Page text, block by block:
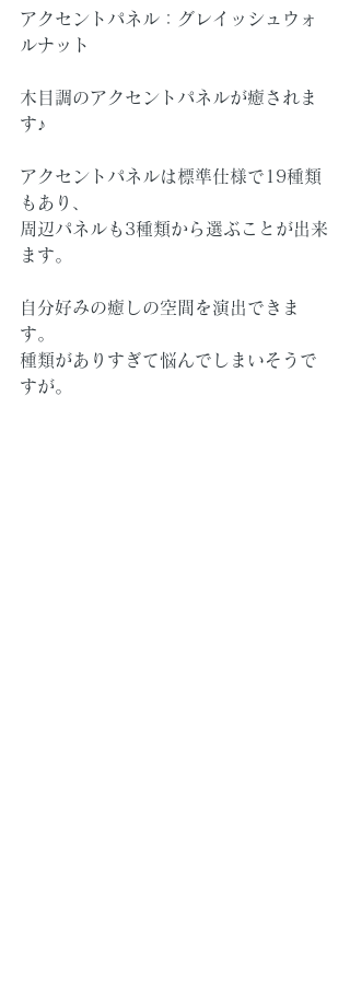
アクセントパネル：グレイッシュウォ
ルナット
木目調のアクセントパネルが癒されま
す♪
アクセントパネルは標準仕様で19種類
もあり、
周辺パネルも3種類から選ぶことが出来
ます。
自分好みの癒しの空間を演出できま
す。
種類がありすぎて悩んでしまいそうで
すが。